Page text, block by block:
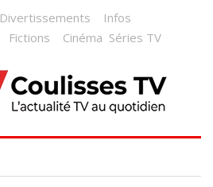
Divertissements
Infos
Fictions Cinéma Séries TV